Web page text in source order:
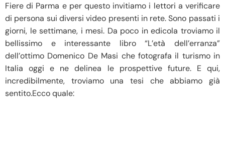
Fiere di Parma e per questo invitiamo i lettori a verificare
di persona sui diversi video presenti in rete. Sono passati i
giorni, le settimane, i mesi. Da poco in edicola troviamo il
bellissimo e interessante libro “L’età dell’erranza”
dell’ottimo Domenico De Masi che fotografa il turismo in
Italia oggi e ne delinea le prospettive future. E qui,
incredibilmente, troviamo una tesi che abbiamo già
sentito.Ecco quale: